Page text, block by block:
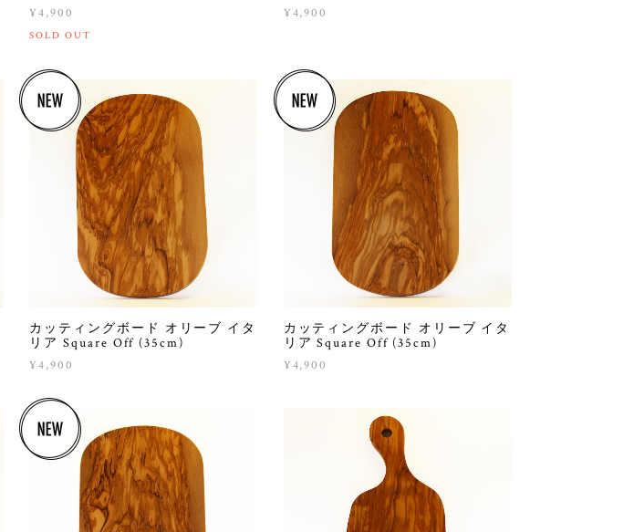
¥4,900
SOLD OUT
¥4,900
カッティングボード オリーブ イタ
リア Square Off (35cm)
¥4,900
カッティングボード オリーブ イタ
リア Square Off (35cm)
¥4,900